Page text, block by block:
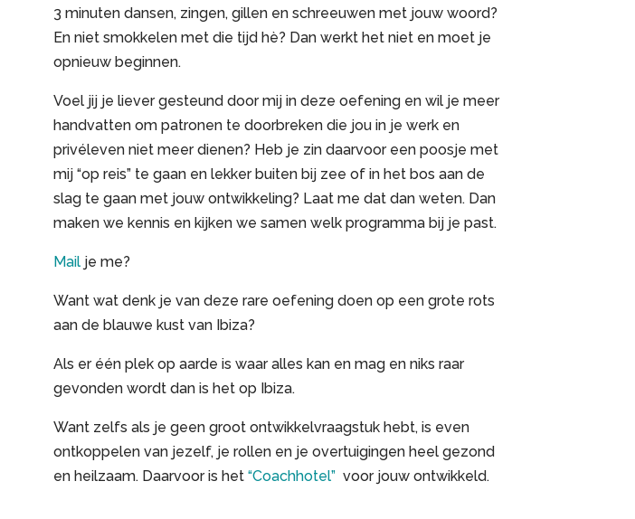
3 minuten dansen, zingen, gillen en schreeuwen met jouw woord?
En niet smokkelen met die tijd hè? Dan werkt het niet en moet je
opnieuw beginnen.
Voel jij je liever gesteund door mij in deze oefening en wil je meer
handvatten om patronen te doorbreken die jou in je werk en
privéleven niet meer dienen? Heb je zin daarvoor een poosje met
mij “op reis” te gaan en lekker buiten bij zee of in het bos aan de
slag te gaan met jouw ontwikkeling? Laat me dat dan weten. Dan
maken we kennis en kijken we samen welk programma bij je past.
Mailje me?
Want wat denk je van deze rare oefening doen op een grote rots
aan de blauwe kust van Ibiza?
Als er één plek op aarde is waar alles kan en mag en niks raar
gevonden wordt dan is het op Ibiza.
Want zelfs als je geen groot ontwikkelvraagstuk hebt, is even
ontkoppelen van jezelf, je rollen en je overtuigingen heel gezond
en heilzaam. Daarvoor is het “Coachhotel” voor jouw ontwikkeld.